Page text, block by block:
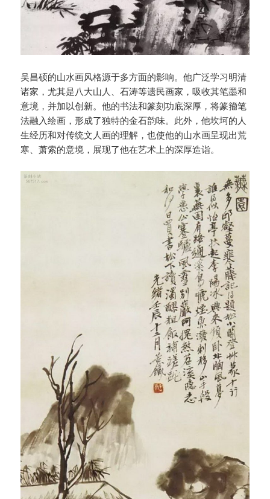
吴昌硕的山水画风格源于多方面的影响。他广泛学习明清
诸家，尤其是八大山人、石涛等遗民画家，吸收其笔墨和
意境，并加以创新。他的书法和篆刻功底深厚，将篆籀笔
法融入绘画，形成了独特的金石韵味。此外，他坎坷的人
生经历和对传统文人画的理解，也使他的山水画呈现出荒
寒、萧索的意境，展现了他在艺术上的深厚造诣。